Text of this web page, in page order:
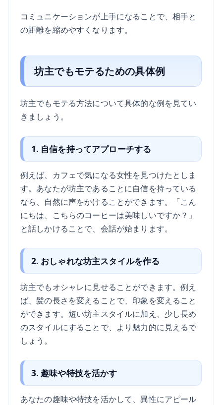
コミュニケーションが上手になることで、相手と
の距離を縮めやすくなります。
坊主でもモテるための具体例
坊主でもモテる方法について具体的な例を見てい
きましょう。
1. 自信を持ってアプローチする
例えば、カフェで気になる女性を見つけたとしま
す。あなたが坊主であることに自信を持っている
なら、自然に声をかけることができます。「こん
にちは、こちらのコーヒーは美味しいですか？」
と話しかけることで、会話が始まります。
2. おしゃれな坊主スタイルを作る
坊主でもオシャレに見せることができます。例え
ば、髪の長さを変えることで、印象を変えること
ができます。短い坊主スタイルに加え、少し長め
のスタイルにすることで、より魅力的に見えるで
しょう。
3. 趣味や特技を活かす
あなたの趣味や特技を活かして、異性にアピール